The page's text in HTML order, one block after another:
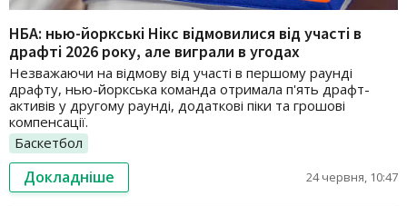
НБА: нью-йоркські Нікс відмовилися від участі в
драфті 2026 року, але виграли в угодах
Незважаючи на відмову від участі в першому раунді
драфту, нью-йоркська команда отримала п'ять драфт-
активів у другому раунді, додаткові піки та грошові
компенсації.
Баскетбол
Докладніше 24 червня, 10:47